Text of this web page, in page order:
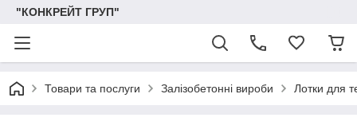
"КОНКРЕЙТ ГРУП"
Товари та послуги Залізобетонні вироби Лотки для